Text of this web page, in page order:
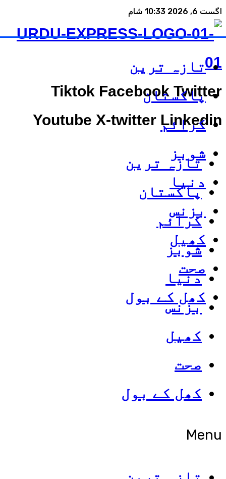
اگست 6, 2026 10:33 شام
Tiktok Facebook Twitter
Youtube X-twitter Linkedin
تازہ ترین
پاکستان
کرائم
شوبز
دنیا
بزنس
کھیل
صحت
کھل کے بول
Menu
تازہ ترین
پاکستان
کرائم
شوبز
دنیا
بزنس
کھیل
صحت
کھل کے بول